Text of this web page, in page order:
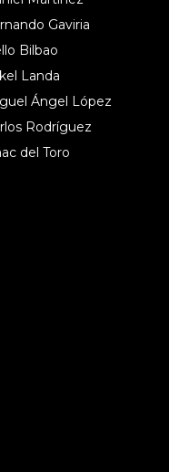
Gaviria
Bilbao
Landa
Ángel López
Rodríguez
del Toro